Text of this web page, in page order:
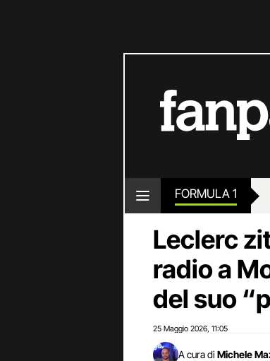
FORMULA 1
Leclerc
radio a
del suo
25 Maggio 2026 11:05
A cura di Michele